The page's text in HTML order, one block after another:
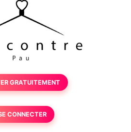
GRATUITEMENT
CONNECTER